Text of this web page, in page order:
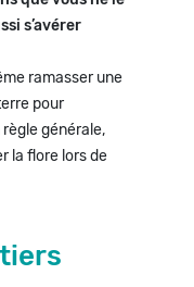
s’avérer
ramasser une
pour
générale,
la flore lors de